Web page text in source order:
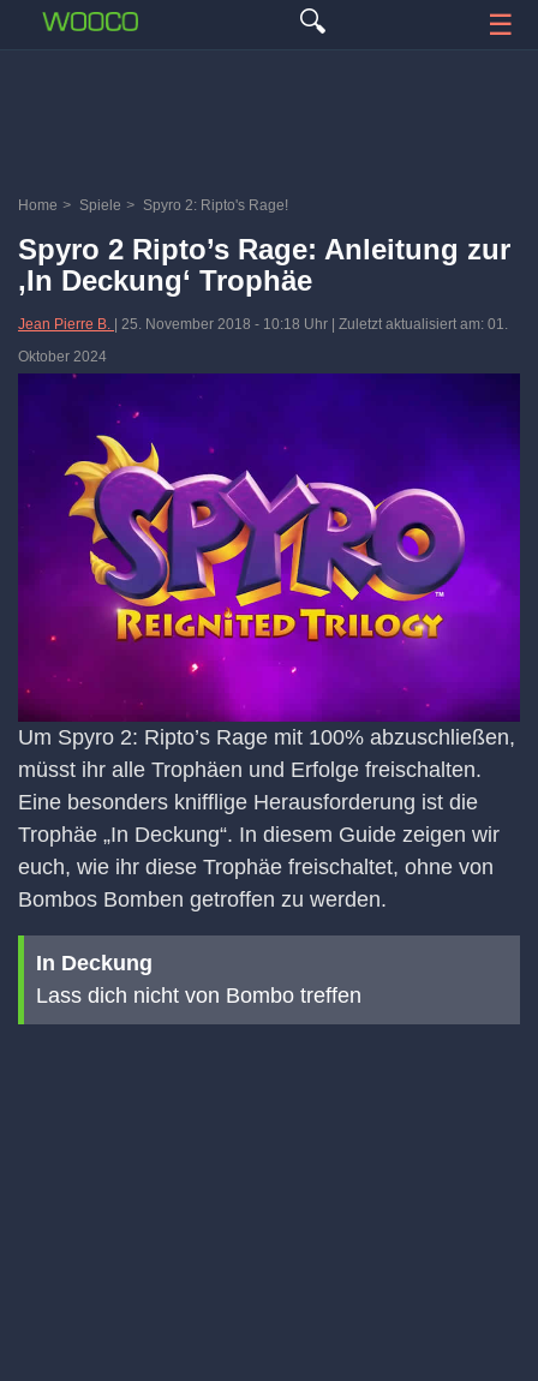
🔍 ☰
Home > Spiele > Spyro 2: Ripto's Rage!
Spyro 2 Ripto’s Rage: Anleitung zur
‚In Deckung‘ Trophäe
Jean Pierre B. 25. November 2018 - 10:18 Uhr | Zuletzt aktualisiert am: 01.
Oktober 2024
Um Spyro 2: Ripto’s Rage mit 100% abzuschließen,
müsst ihr alle Trophäen und Erfolge freischalten.
Eine besonders knifflige Herausforderung ist die
Trophäe „In Deckung“. In diesem Guide zeigen wir
euch, wie ihr diese Trophäe freischaltet, ohne von
Bombos Bomben getroffen zu werden.
In Deckung
Lass dich nicht von Bombo treffen